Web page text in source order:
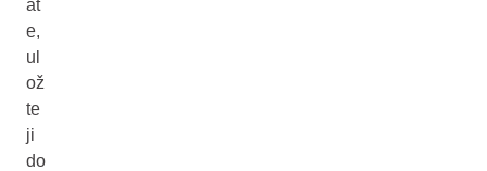
át
e,
ul
ož
te
ji
do